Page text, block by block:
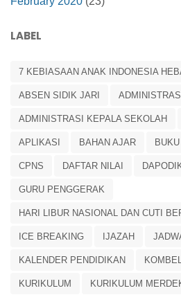
LABEL
7 KEBIASAAN ANAK INDONESIA
ABSEN SIDIK JARI
ADMINISTRASI KEPALA SEKOLAH
APLIKASI BAHAN AJAR
CPNS DAFTAR NILAI
GURU PENGGERAK
HARI LIBUR NASIONAL DAN CUTI
ICE BREAKING IJAZAH
KALENDER PENDIDIKAN
KURIKULUM KURIKULUM